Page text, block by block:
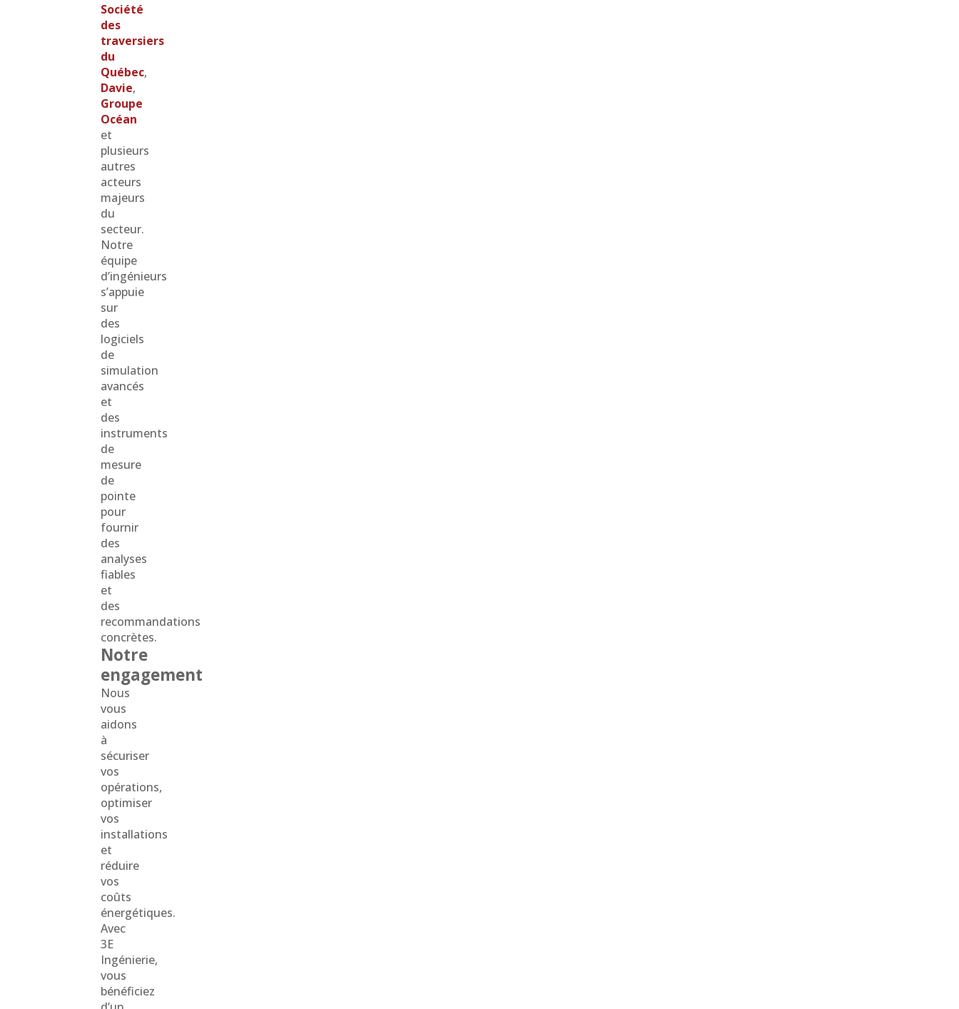
Société
des
traversiers
du
Québec,
Davie,
Groupe
Océan
et
plusieurs
autres
acteurs
majeurs
du
secteur.
Notre
équipe
d’ingénieurs
s’appuie
sur
des
logiciels
de
simulation
avancés
et
des
instruments
de
mesure
de
pointe
pour
fournir
des
analyses
fiables
et
des
recommandations
concrètes.
Notre
engagement
Nous
vous
aidons
à
sécuriser
vos
opérations,
optimiser
vos
installations
et
réduire
vos
coûts
énergétiques.
Avec
3E
Ingénierie,
vous
bénéficiez